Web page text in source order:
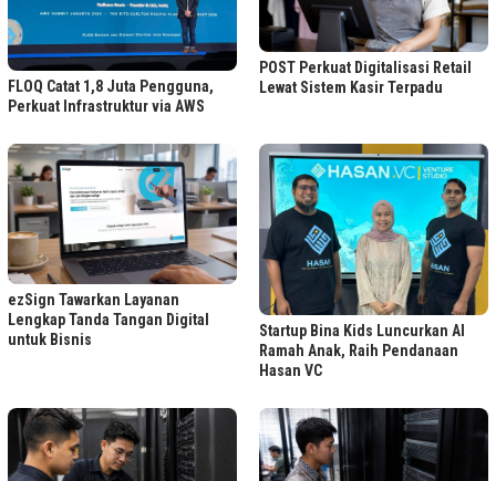
FLOQ Catat 1,8 Juta Pengguna,
Perkuat Infrastruktur via AWS
POST Perkuat Digitalisasi Retail
Lewat Sistem Kasir Terpadu
ezSign Tawarkan Layanan
Lengkap Tanda Tangan Digital
untuk Bisnis
Startup Bina Kids Luncurkan AI
Ramah Anak, Raih Pendanaan
Hasan VC